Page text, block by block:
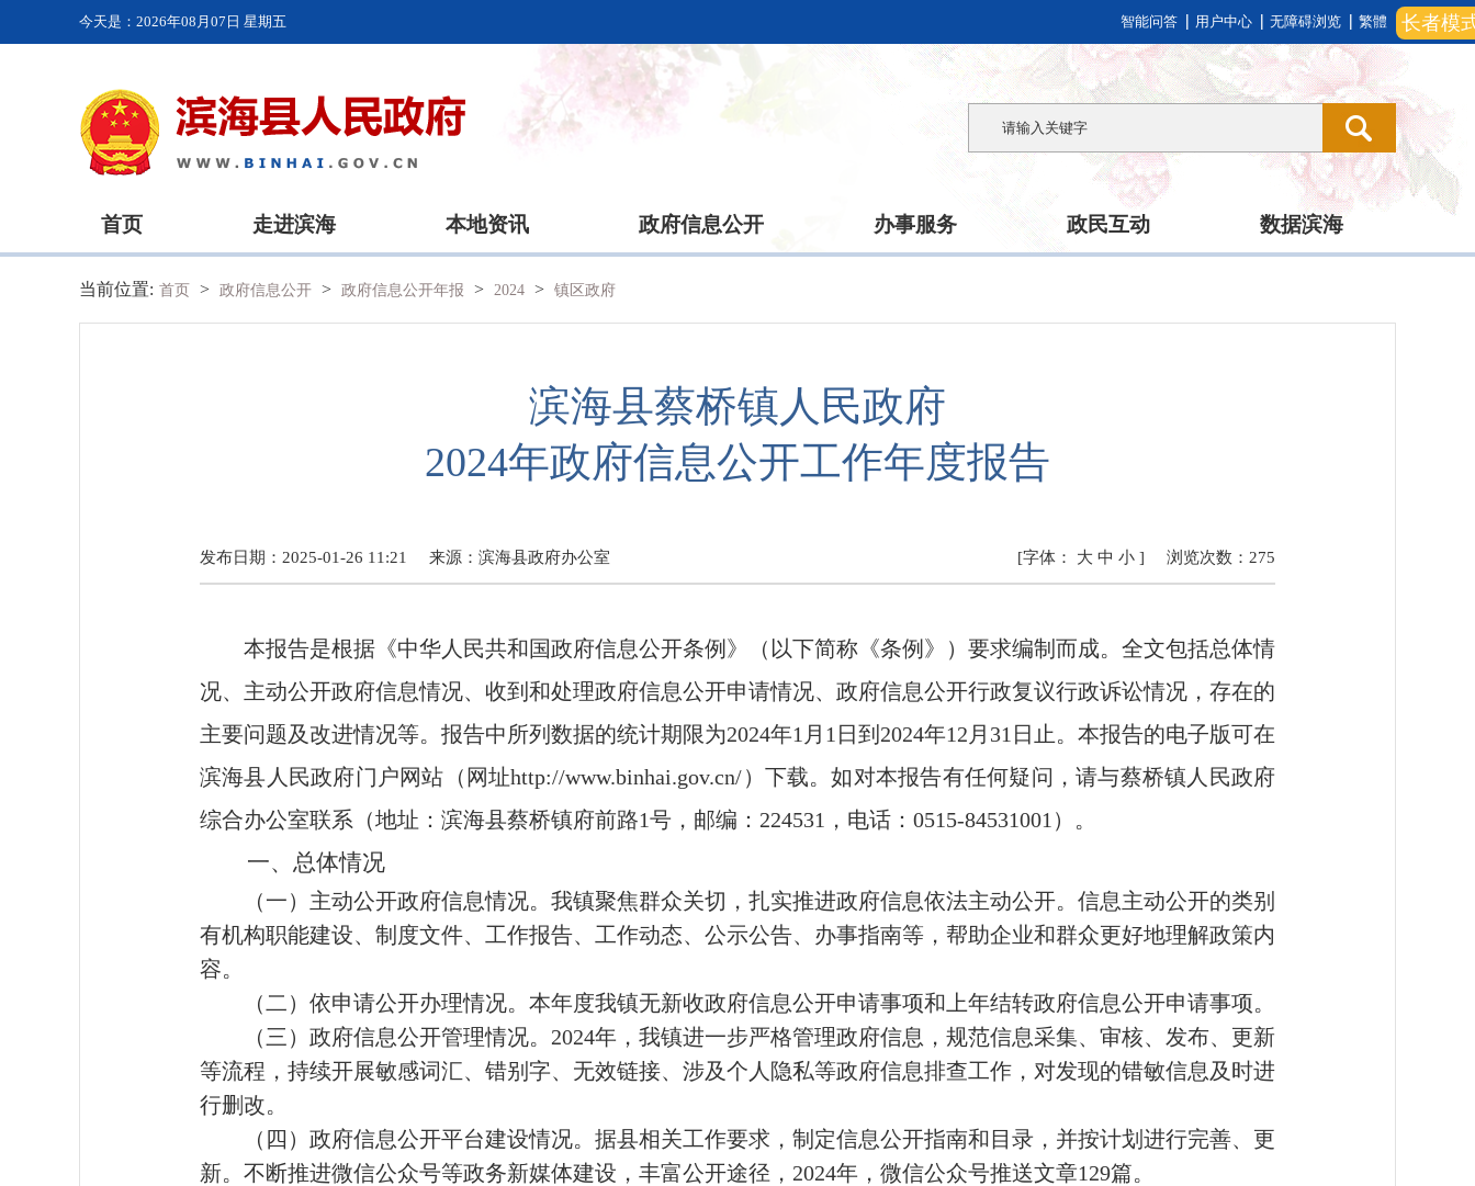
长者模
今天是： 2026年08月07日 星期五 智能问答 用户中心 无障碍浏览 繁體
首页 走进滨海 本地资讯 政府信息公开 办事服务 政民互动 数据滨海
当前位置: 首页 > 政府信息公开 > 政府信息公开年报 > 2024 > 镇区政府
滨海县蔡桥镇人民政府
2024年政府信息公开工作年度报告
发布日期：2025-01-26 11:21 来源： 滨海县政府办公室 浏览次数： 275
[字体： 大 中 小 ]
本报告是根据《中华人民共和国政府信息公开条例》（以下简称《条例》）要求编制而成。全文包括总体情
况、主动公开政府信息情况、收到和处理政府信息公开申请情况、政府信息公开行政复议行政诉讼情况，存在的
主要问题及改进情况等。报告中所列数据的统计期限为2024年1月1日到 2024年12月31日止。本报告的电子版可在
滨海县人民政府门户网站（网址http://www.binhai.gov.cn/）下载。如对本报告有任何疑问，请与蔡桥镇人民政府
综合办公室联系（地址：滨海县蔡桥镇府前路1号 ， 邮编： 224531 ， 电话： 0515-84531001） 。
一、总体情况
（一）主动公开政府信息情况。我镇聚焦群众关切，扎实推进政府信息依法主动公开。信息主动公开的类别
有机构职能建设、制度文件、工作报告、工作动态、公示公告、办事指南等，帮助企业和群众更好地理解政策内
容。
（二）依申请公开办理情况。本年度我镇无新收政府信息公开申请事项和上年结转政府信息公开申请事项。
（三）政府信息公开管理情况。 2024年，我镇进一步严格管理政府信息，规范信息采集、审核、发布、更新
等流程，持续开展敏感词汇、错别字、无效链接、涉及个人隐私等政府信息排查工作，对发现的错敏信息及时进
行删改。
（四）政府信息公开平台建设情况。据县相关工作要求，制定信息公开指南和目录，并按计划进行完善、更
新。不断推进微信公众号等政务新媒体建设，丰富公开途径， 2024年，微信公众号推送文章129篇。